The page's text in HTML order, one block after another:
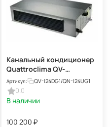
Канальный кондиционер
Quattroclima QV-
I24DG1/QN-I24UG1
Артикул: QV-I24DG1/QN-I24UG1
0.0
В наличии
100 200 ₽